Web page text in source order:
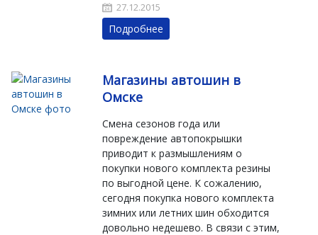
27.12.2015
Подробнее
Магазины автошин в
Омске
Смена сезонов года или
повреждение автопокрышки
приводит к размышлениям о
покупки нового комплекта резины
по выгодной цене. К сожалению,
сегодня покупка нового комплекта
зимних или летних шин обходится
довольно недешево. В связи с этим,